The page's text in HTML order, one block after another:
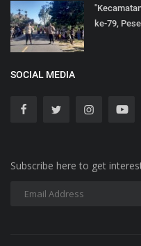
ke-79,
SOCIAL MEDIA
Subscribe here to get